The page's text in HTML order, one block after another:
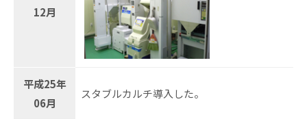
12月
平成25年
06月
スタブルカルチ導入した。